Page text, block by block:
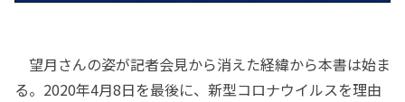
望月さんの姿が記者会見から消えた経緯から本書は始ま
る。2020年4月8日を最後に、新型コロナウイルスを理由